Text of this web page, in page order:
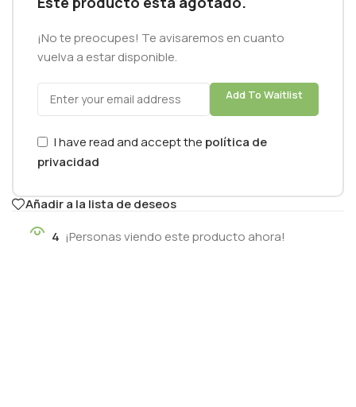
¡No te preocupes! Te avisaremos en cuanto
vuelva a estar disponible.
Add To Waitlist
I have read and accept the política de
privacidad
Añadir a la lista de deseos
4 ¡Personas viendo este producto ahora!